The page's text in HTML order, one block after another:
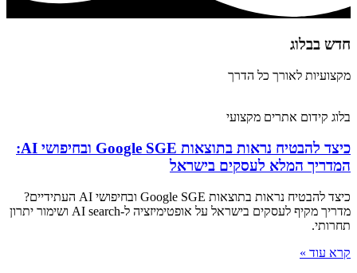
חדש בבלוג​
מקצועיות לאורך כל הדרך
בלוג קידום אתרים מקצועי
כיצד להבטיח נראות בתוצאות Google SGE ובחיפושי AI:
המדריך המלא לעסקים בישראל
כיצד להבטיח נראות בתוצאות Google SGE ובחיפושי AI העתידיים?
מדריך מקיף לעסקים בישראל על אופטימיזציה ל-AI search ושימור יתרון
תחרותי.
קרא עוד »